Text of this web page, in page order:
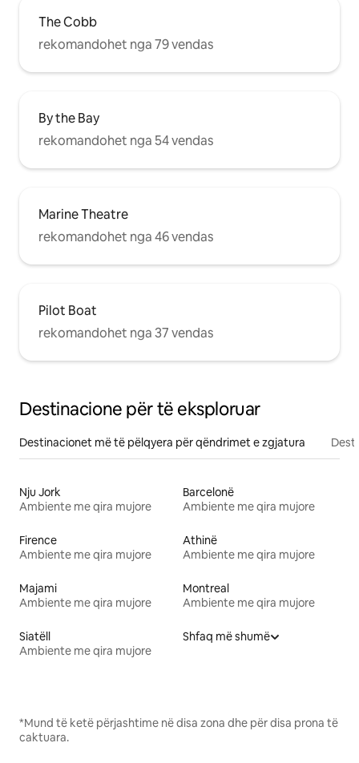
The Cobb
rekomandohet nga 79 vendas
By the Bay
rekomandohet nga 54 vendas
Marine Theatre
rekomandohet nga 46 vendas
Pilot Boat
rekomandohet nga 37 vendas
Destinacione për të eksploruar
Destinacionet më të pëlqyera për qëndrimet e zgjatura
Nju Jork
Ambiente me qira mujore
Barcelonë
Ambiente me qira mujore
Firence
Ambiente me qira mujore
Athinë
Ambiente me qira mujore
Majami
Ambiente me qira mujore
Montreal
Ambiente me qira mujore
Siatëll
Ambiente me qira mujore
Shfaq më shumë
*Mund të ketë përjashtime në disa zona dhe për disa prona të
caktuara.